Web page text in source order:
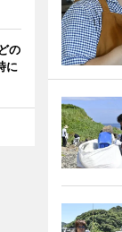
の
に